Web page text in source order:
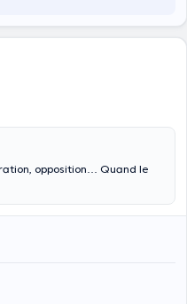
opposition… Quand le